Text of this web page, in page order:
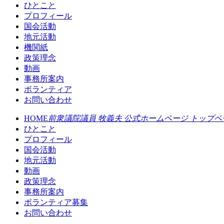
ひとこと
プロフィール
国会活動
地元活動
機関紙
政策理念
動画
事務所案内
ボランティア
お問い合わせ
HOME前衆議院議員 牧義夫 公式ホームページ トップペ
ひとこと
プロフィール
国会活動
地元活動
動画
政策理念
事務所案内
ボランティア募集
お問い合わせ